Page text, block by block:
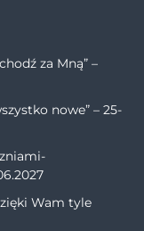
za Mną” –
nowe” – 25-
Wam tyle